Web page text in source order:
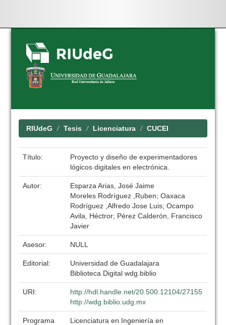
Skip
navigation
RIUdeG Tesis Licenciatura CUCEI
Título:
Proyecto y diseño de experimentadores
lógicos digitales en electrónica.
Autor:
Esparza Arias, José Jaime
Moreles Rodríguez ,Ruben; Oaxaca
Rodríguez ,Alfredo Jose Luis; Ocampo
Avila, Héctror; Pérez Calderón, Francisco
Javier
Asesor: NULL
Editorial:
Universidad de Guadalajara
Biblioteca Digital wdg.biblio
URI:
http://hdl.handle.net/20.500.12104/27155
http://wdg.biblio.udg.mx
Programa
Licenciatura en Ingeniería en